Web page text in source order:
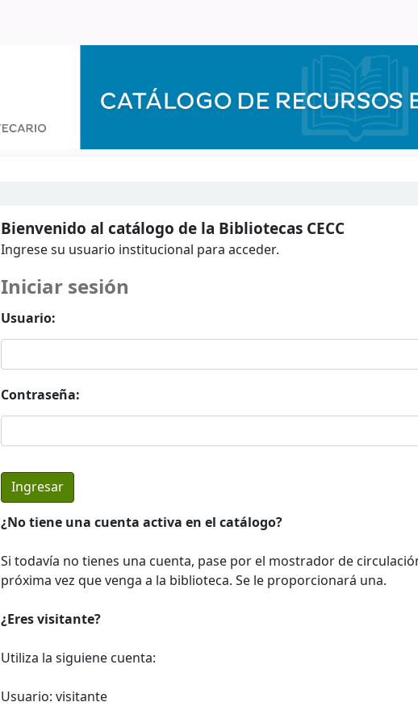
Bienvenido al catálogo de la Bibliotecas CECC
Ingrese su usuario institucional para acceder.
Iniciar sesión
Usuario:
Contraseña:
¿No tiene una cuenta activa en el catálogo?
Si todavía no tienes una cuenta, pase por el mostrador de
próxima vez que venga a la biblioteca. Se le proporcionará una.
¿Eres visitante?
Utiliza la siguiene cuenta:
Usuario: visitante